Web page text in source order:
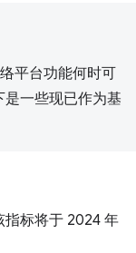
平台功能何时可
一些现已作为基
标将于 2024 年